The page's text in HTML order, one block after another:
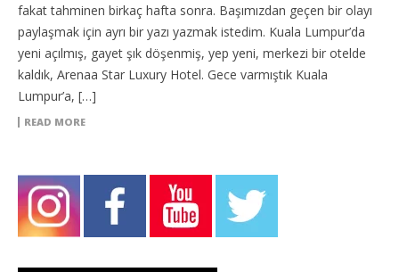
fakat tahminen birkaç hafta sonra. Başımızdan geçen bir olayı
paylaşmak için ayrı bir yazı yazmak istedim. Kuala Lumpur’da
yeni açılmış, gayet şık döşenmiş, yep yeni, merkezi bir otelde
kaldık, Arenaa Star Luxury Hotel. Gece varmıştık Kuala
Lumpur’a, […]
READ MORE